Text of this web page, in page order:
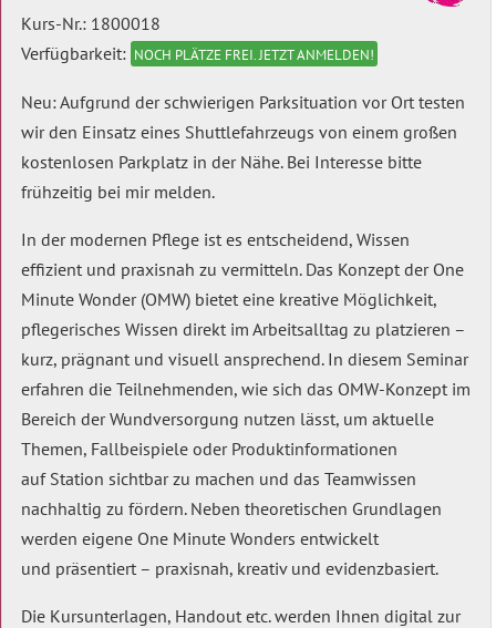
Kurs-Nr.: 1800018
Verfügbarkeit: NOCH PLÄTZE FREI. JETZT ANMELDEN!
Neu: Aufgrund der schwierigen Parksituation vor Ort testen
wir den Einsatz eines Shuttlefahrzeugs von einem großen
kostenlosen Parkplatz in der Nähe. Bei Interesse bitte
frühzeitig bei mir melden.
In der modernen Pflege ist es entscheidend, Wissen
effizient und praxisnah zu vermitteln. Das Konzept der One
Minute Wonder (OMW) bietet eine kreative Möglichkeit,
pflegerisches Wissen direkt im Arbeitsalltag zu platzieren –
kurz, prägnant und visuell ansprechend. In diesem Seminar
erfahren die Teilnehmenden, wie sich das OMW-Konzept im
Bereich der Wundversorgung nutzen lässt, um aktuelle
Themen, Fallbeispiele oder Produktinformationen
auf Station sichtbar zu machen und das Teamwissen
nachhaltig zu fördern. Neben theoretischen Grundlagen
werden eigene One Minute Wonders entwickelt
und präsentiert – praxisnah, kreativ und evidenzbasiert.
Die Kursunterlagen, Handout etc. werden Ihnen digital zur